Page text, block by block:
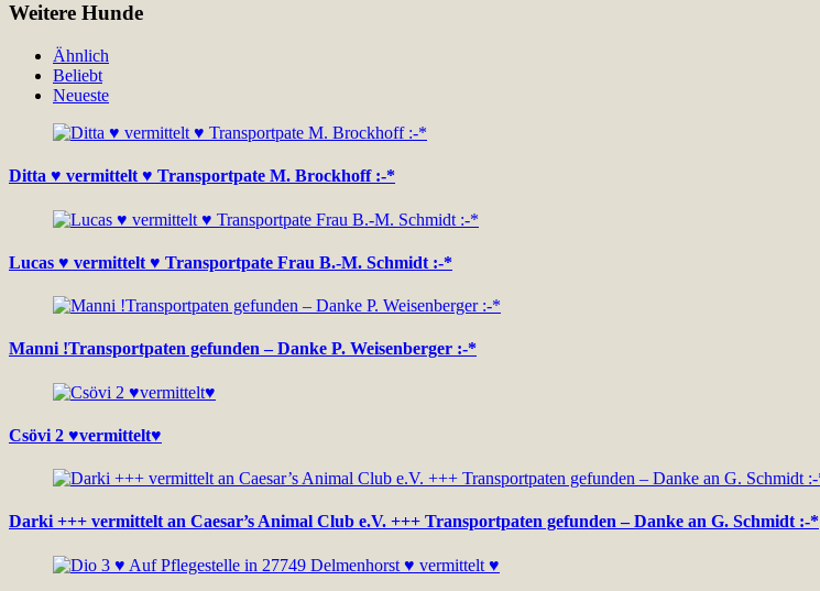
Weitere Hunde
Ähnlich
Beliebt
Neueste
Ditta ♥ vermittelt ♥ Transportpate M. Brockhoff :-*
Lucas ♥ vermittelt ♥ Transportpate Frau B.-M. Schmidt :-*
Manni !Transportpaten gefunden – Danke P. Weisenberger :-*
Csövi 2 ♥vermittelt♥
Darki +++ vermittelt an Caesar’s Animal Club e.V. +++ Transportpaten gefunden – Danke an G. Schmidt :-*